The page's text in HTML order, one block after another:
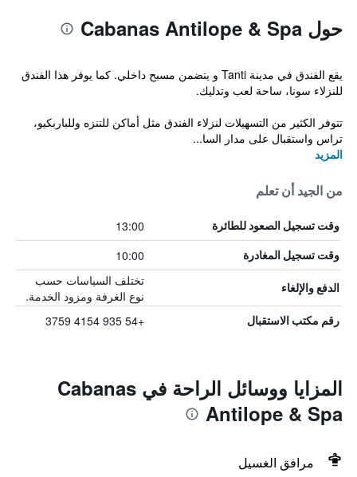
حول Cabanas Antilope & Spa
يقع الفندق في مدينة Tanti و يتضمن مسبح داخلي. كما يوفر هذا الفندق
للنزلاء سونا، ساحة لعب وتدليك.
تتوفر الكثير من التسهيلات لنزلاء الفندق مثل أماكن للتنزه وللباربكيو،
تراس واستقبال على مدار السا...
المزيد
من الجيد أن تعلم
وقت تسجيل الصعود للطائرة 13:00
وقت تسجيل المغادرة 10:00
الدفع والإلغاء
تختلف السياسات حسب
نوع الغرفة ومزود الخدمة.
رقم مكتب الاستقبال +54 935 4154 3759
المزايا ووسائل الراحة في Cabanas
Antilope & Spa
مرافق الغسيل